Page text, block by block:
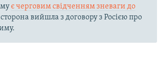
є черговим свідченням зневаги до
вийшла з договору з Росією про